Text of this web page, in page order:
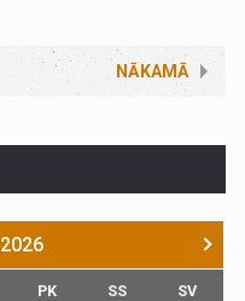
NĀKAMĀ
2026
PK SS SV